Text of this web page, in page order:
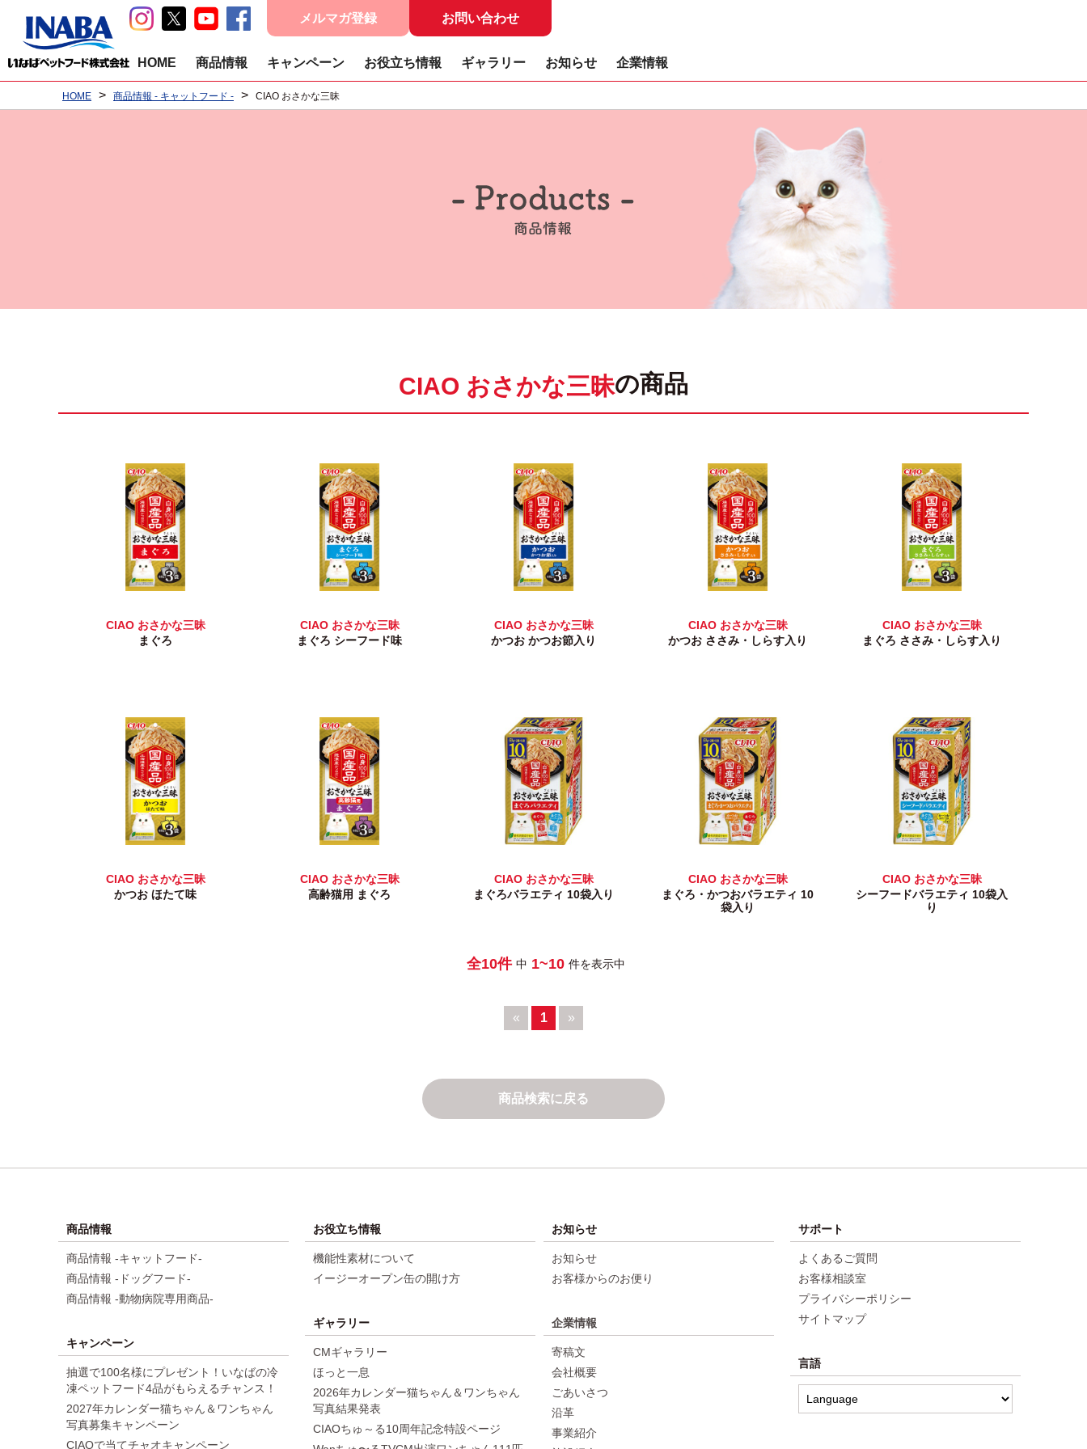
メルマガ登録 お問い合わせ
HOME 商品情報 キャンペーン お役立ち情報 ギャラリー お知らせ 企業情報
HOME > 商品情報 - キャットフード - > CIAO おさかな三昧
CIAO おさかな三昧の商品
CIAO おさかな三昧
まぐろ
CIAO おさかな三昧
まぐろ シーフード味
CIAO おさかな三昧
かつお かつお節入り
CIAO おさかな三昧
かつお ささみ・しらす入り
CIAO おさかな三昧
まぐろ ささみ・しらす入り
CIAO おさかな三昧
かつお ほたて味
CIAO おさかな三昧
高齢猫用 まぐろ
CIAO おさかな三昧
まぐろバラエティ 10袋入り
CIAO おさかな三昧
まぐろ・かつおバラエティ 10
袋入り
CIAO おさかな三昧
シーフードバラエティ 10袋入
り
全10件 中 1~10 件を表示中
« 1 »
商品検索に戻る
商品情報
商品情報 -キャットフード-
商品情報 -ドッグフード-
商品情報 -動物病院専用商品-
キャンペーン
抽選で100名様にプレゼント！いなばの冷
凍ペットフード4品がもらえるチャンス！
2027年カレンダー猫ちゃん＆ワンちゃん
写真募集キャンペーン
CIAOで当てチャオキャンペーン
お役立ち情報
機能性素材について
イージーオープン缶の開け方
ギャラリー
CMギャラリー
ほっと一息
2026年カレンダー猫ちゃん＆ワンちゃん
写真結果発表
CIAOちゅ～る10周年記念特設ページ
お知らせ
お知らせ
お客様からのお便り
企業情報
寄稿文
会社概要
ごあいさつ
沿革
事業紹介
サポート
よくあるご質問
お客様相談室
プライバシーポリシー
サイトマップ
言語